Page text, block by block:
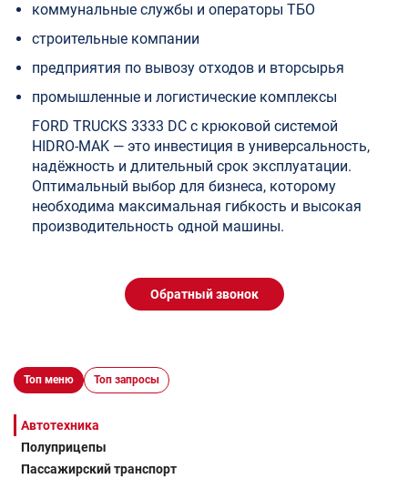
коммунальные службы и операторы ТБО
строительные компании
предприятия по вывозу отходов и вторсырья
промышленные и логистические комплексы
FORD TRUCKS 3333 DC с крюковой системой
HIDRO-MAK — это инвестиция в универсальность,
надёжность и длительный срок эксплуатации.
Оптимальный выбор для бизнеса, которому
необходима максимальная гибкость и высокая
производительность одной машины.
Обратный звонок
Топ меню Топ запросы
Автотехника
Полуприцепы
Пассажирский транспорт